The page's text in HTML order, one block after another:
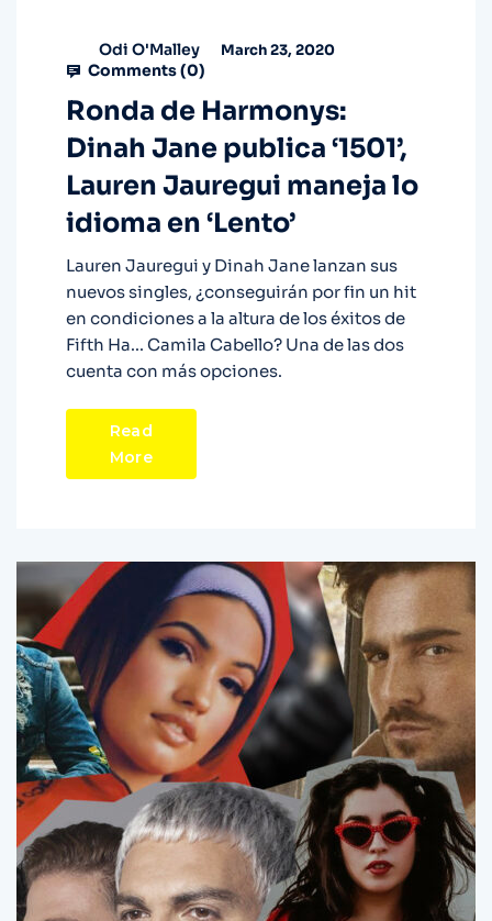
Odi O'Malley March 23, 2020
Comments (0)
Ronda de Harmonys:
Dinah Jane publica ‘1501’,
Lauren Jauregui maneja lo
idioma en ‘Lento’
Lauren Jauregui y Dinah Jane lanzan sus
nuevos singles, ¿conseguirán por fin un hit
en condiciones a la altura de los éxitos de
Fifth Ha... Camila Cabello? Una de las dos
cuenta con más opciones.
Read
More